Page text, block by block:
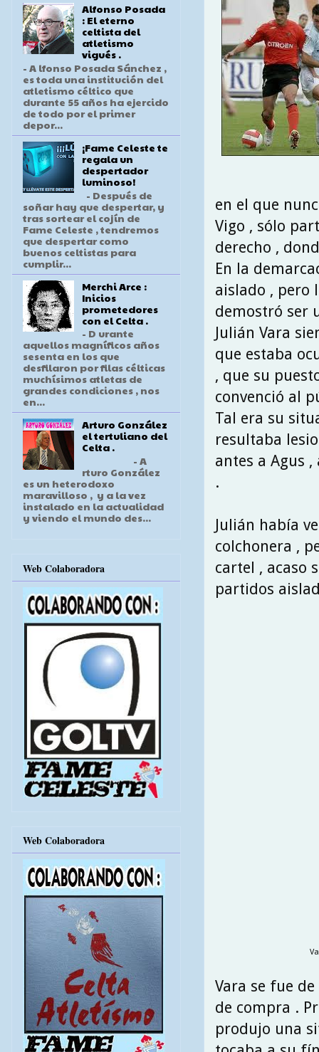
en el que
Vigo , sólo
derecho ,
En la
aislado , pero
demostró ser
Julián Vara
que estaba
, que su
convenció al
Tal era su
resultaba
antes a Agus
.
Julián había
colchonera ,
cartel , acaso
partidos
Vara se fue
de compra .
produjo una
Alfonso Posada
: El eterno
celtista del
atletismo
vigués .
- A lfonso Posada Sánchez ,
es toda una institución del
atletismo céltico que
durante 55 años ha ejercido
de todo por el primer
depor...
¡Fame Celeste te
regala un
despertador
luminoso!
- Después de
soñar hay que despertar, y
tras sortear el cojín de
Fame Celeste , tendremos
que despertar como
buenos celtistas para
cumplir...
Merchi Arce :
Inicios
prometedores
con el Celta .
- D urante
aquellos magníficos años
sesenta en los que
desfilaron por filas célticas
muchísimos atletas de
grandes condiciones , nos
en...
Arturo González
el tertuliano del
Celta .
- A
rturo González
es un heterodoxo
maravilloso , y a la vez
instalado en la actualidad
y viendo el mundo des...
Web Colaboradora
Web Colaboradora